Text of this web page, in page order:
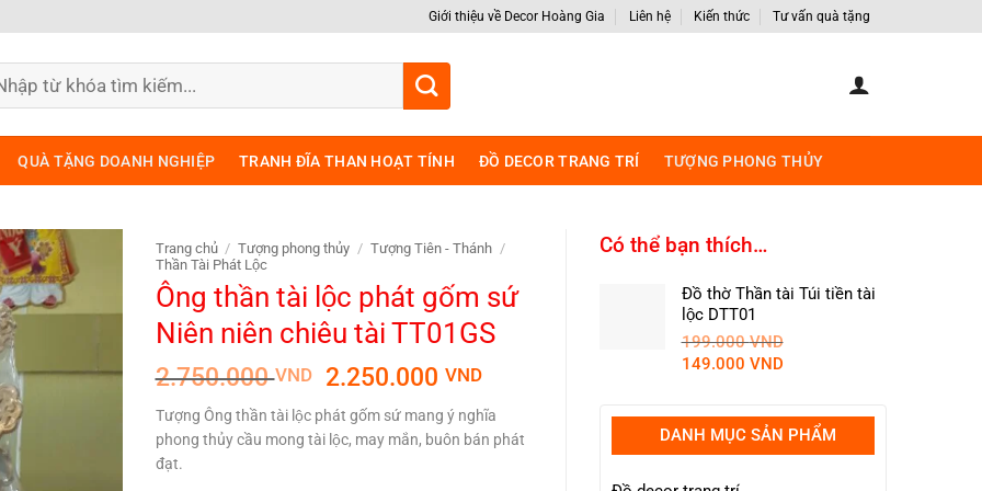
Giới thiệu về Decor Hoàng Gia Liên hệ Kiến thức Tư vấn quà tặng
QUÀ TẶNG DOANH NGHIỆP TRANH ĐĨA THAN HOẠT TÍNH ĐỒ DECOR TRANG TRÍ TƯỢNG PHONG THỦY
Trang chủ / Tượng phong thủy / Tượng Tiên - Thánh /
Thần Tài Phát Lộc
Ông thần tài lộc phát gốm sứ
Niên niên chiêu tài TT01GS
2.750.000VND
Giá
gốc
là:
2.750.000 VND.
2.250.000VNDGiá
tại
là:
Tượng Ông thần tài lộc phát gốm sứ mang ý nghĩa
phong thủy cầu mong tài lộc, may mắn, buôn bán phát
đạt.
Có thể bạn thích…
Đồ thờ Thần tài Túi tiền tài
lộc DTT01
199.000VND
Giá
199.000 VND.
149.000 VNDGiá
là:
DANH MỤC SẢN PHẨM